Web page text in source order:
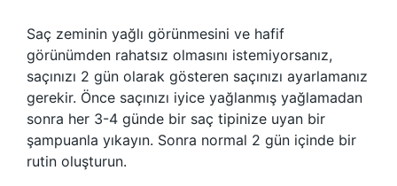
Saç zeminin yağlı görünmesini ve hafif
görünümden rahatsız olmasını istemiyorsanız,
saçınızı 2 gün olarak gösteren saçınızı ayarlamanız
gerekir. Önce saçınızı iyice yağlanmış yağlamadan
sonra her 3-4 günde bir saç tipinize uyan bir
şampuanla yıkayın. Sonra normal 2 gün içinde bir
rutin oluşturun.